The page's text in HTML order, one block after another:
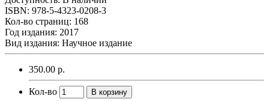
ISBN: 978-5-4323-0208-3
Кол-во страниц: 168
Год издания: 2017
Вид издания: Научное издание
350.00 р.
Кол-во В корзину